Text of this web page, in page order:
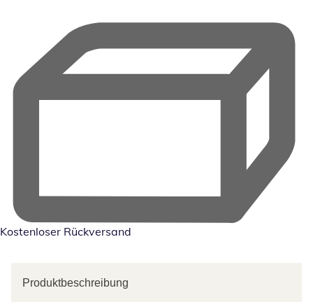
Kostenloser Rückversand
Produktbeschreibung